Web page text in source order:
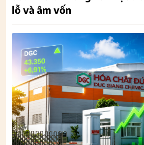
lỗ và âm vốn